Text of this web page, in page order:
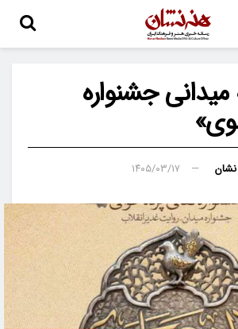
میدانی جشنواره
۱۴۰۵/۰۳/۱۷